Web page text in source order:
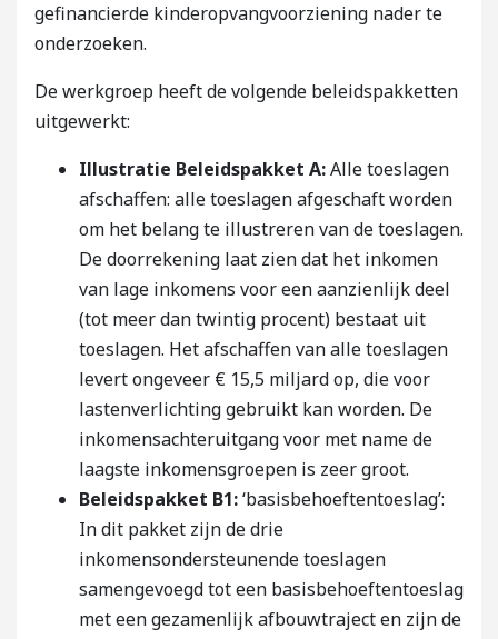
gefinancierde kinderopvangvoorziening nader te
onderzoeken.
De werkgroep heeft de volgende beleidspakketten
uitgewerkt:
Illustratie Beleidspakket A:Alle toeslagen
afschaffen: alle toeslagen afgeschaft worden
om het belang te illustreren van de toeslagen.
De doorrekening laat zien dat het inkomen
van lage inkomens voor een aanzienlijk deel
(tot meer dan twintig procent) bestaat uit
toeslagen. Het afschaffen van alle toeslagen
levert ongeveer € 15,5 miljard op, die voor
lastenverlichting gebruikt kan worden. De
inkomensachteruitgang voor met name de
laagste inkomensgroepen is zeer groot.
Beleidspakket B1:‘basisbehoeftentoeslag’:
In dit pakket zijn de drie
inkomensondersteunende toeslagen
samengevoegd tot een basisbehoeftentoeslag
met een gezamenlijk afbouwtraject en zijn de